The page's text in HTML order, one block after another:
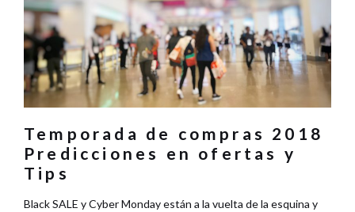
Temporada de compras 2018
Predicciones en ofertas y
Tips
Black SALE y Cyber Monday están a la vuelta de la esquina y